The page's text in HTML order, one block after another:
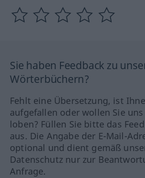
Sie haben Feedback zu
Wörterbüchern?
Fehlt eine Übersetzung, ist
aufgefallen oder wollen Sie
loben? Füllen Sie bitte das
aus. Die Angabe der E-Mail-
optional und dient gemäß
Datenschutz nur zur
Anfrage.